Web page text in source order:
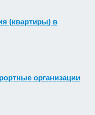
(квартиры) в
организации